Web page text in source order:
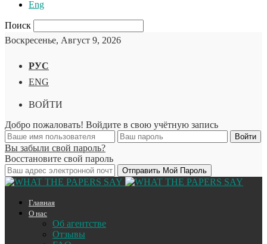
Eng
Поиск
Воскресенье, Август 9, 2026
РУС
ENG
ВОЙТИ
Добро пожаловать! Войдите в свою учётную запись
Вы забыли свой пароль?
Восстановите свой пароль
Главная
О нас
Об агентстве
Отзывы